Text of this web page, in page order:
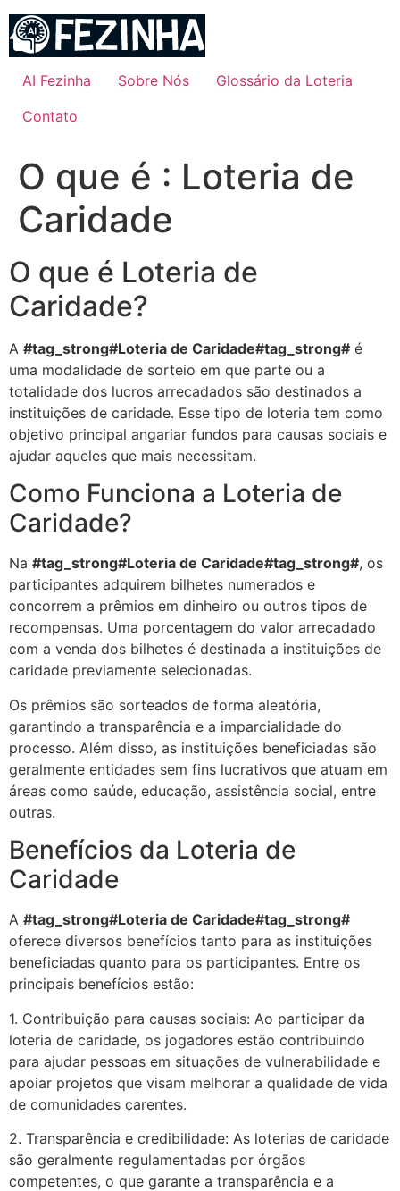
para
conteúdo
AI Fezinha Sobre Nós
Glossário da Loteria
Contato
O que é : Loteria de
Caridade
O que é Loteria de
Caridade?
A #tag_strong#Loteria de Caridade#tag_strong# é
uma modalidade de sorteio em que parte ou a
totalidade dos lucros arrecadados são destinados a
instituições de caridade. Esse tipo de loteria tem como
objetivo principal angariar fundos para causas sociais e
ajudar aqueles que mais necessitam.
Como Funciona a Loteria de
Caridade?
Na #tag_strong#Loteria de Caridade#tag_strong#, os
participantes adquirem bilhetes numerados e
concorrem a prêmios em dinheiro ou outros tipos de
recompensas. Uma porcentagem do valor arrecadado
com a venda dos bilhetes é destinada a instituições de
caridade previamente selecionadas.
Os prêmios são sorteados de forma aleatória,
garantindo a transparência e a imparcialidade do
processo. Além disso, as instituições beneficiadas são
geralmente entidades sem fins lucrativos que atuam em
áreas como saúde, educação, assistência social, entre
outras.
Benefícios da Loteria de
Caridade
A #tag_strong#Loteria de Caridade#tag_strong#
oferece diversos benefícios tanto para as instituições
beneficiadas quanto para os participantes. Entre os
principais benefícios estão:
1. Contribuição para causas sociais: Ao participar da
loteria de caridade, os jogadores estão contribuindo
para ajudar pessoas em situações de vulnerabilidade e
apoiar projetos que visam melhorar a qualidade de vida
de comunidades carentes.
2. Transparência e credibilidade: As loterias de caridade
são geralmente regulamentadas por órgãos
competentes, o que garante a transparência e a